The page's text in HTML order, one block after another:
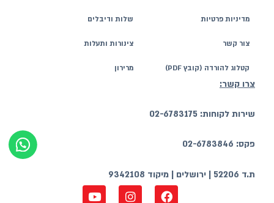
צרו קשר:
שירות לקוחות: 02-6783175
פקס: 02-6783846
ת.ד 52206 | ירושלים | מיקוד 9342108
מדיניות פרטיות
צור קשר
קטלוג להורדה (קובץ PDF)
שלות ודיבלים
צינורות ותעלות
מרירון